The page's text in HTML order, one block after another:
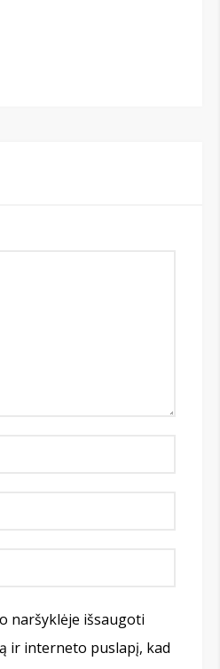
naršyklėje išsaugoti
ir interneto puslapį, kad